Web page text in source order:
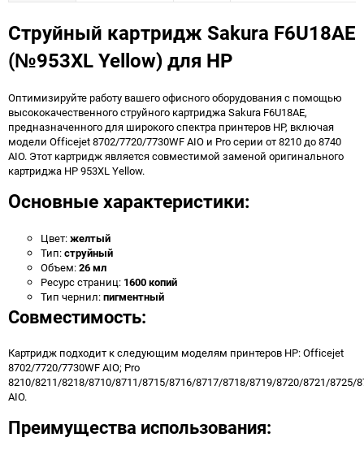
Струйный картридж Sakura F6U18AE
(№953XL Yellow) для HP
Оптимизируйте работу вашего офисного оборудования с помощью
высококачественного струйного картриджа Sakura F6U18AE,
предназначенного для широкого спектра принтеров HP, включая
модели Officejet 8702/7720/7730WF AIO и Pro серии от 8210 до 8740
AIO. Этот картридж является совместимой заменой оригинального
картриджа HP 953XL Yellow.
Основные характеристики:
Цвет:желтый
Тип:струйный
Объем:26 мл
Ресурс страниц: 1600 копий
Тип чернил:пигментный
Совместимость:
Картридж подходит к следующим моделям принтеров HP: Officejet
8702/7720/7730WF AIO; Pro
8210/8211/8218/8710/8711/8715/8716/8717/8718/8719/8720/8721/8725/
AIO.
Преимущества использования: